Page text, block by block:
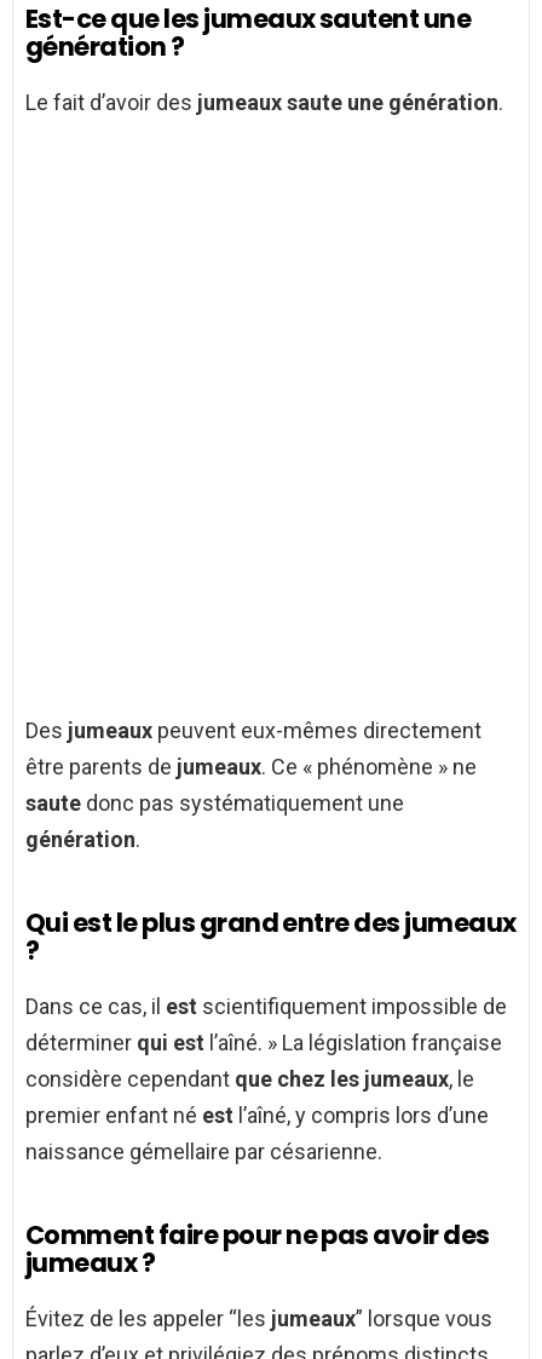
Est-ce que les jumeaux sautent une
génération ?
Le fait d’avoir des jumeaux saute une génération.
Des jumeaux peuvent eux-mêmes directement
être parents de jumeaux. Ce « phénomène » ne
saute donc pas systématiquement une
génération.
Qui est le plus grand entre des jumeaux
?
Dans ce cas, il est scientifiquement impossible de
déterminer qui est l’aîné. » La législation française
considère cependant que chez les jumeaux, le
premier enfant né est l’aîné, y compris lors d’une
naissance gémellaire par césarienne.
Comment faire pour ne pas avoir des
jumeaux ?
Évitez de les appeler “les jumeaux” lorsque vous